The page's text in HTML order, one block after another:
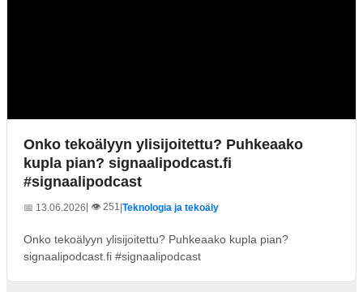
Onko tekoälyyn ylisijoitettu? Puhkeaako
kupla pian? signaalipodcast.fi
#signaalipodcast
📅 13.06.2026| 👁️ 251 Teknologia ja tekoäly
Onko tekoälyyn ylisijoitettu? Puhkeaako kupla pian?
signaalipodcast.fi #signaalipodcast